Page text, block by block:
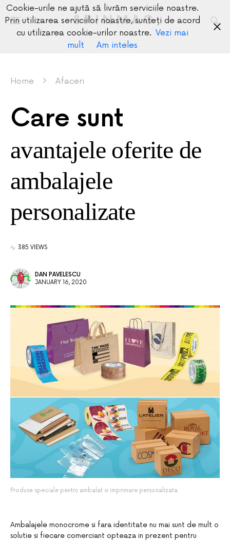
SPINMAG
Home Afaceri
Produse speciale pentru ambalat si imprimare personalizata
Care sunt
avantajele oferite de
ambalajele
personalizate
385 VIEWS
DAN PAVELESCU
JANUARY 16, 2020
Ambalajele monocrome si fara identitate nu mai sunt de mult o
solutie si fiecare comerciant opteaza in prezent pentru
Cookie-urile ne ajută să livrăm serviciile noastre.
Prin utilizarea serviciilor noastre, sunteți de acord
cu utilizarea cookie-urilor noastre. Vezi mai
mult
Am inteles